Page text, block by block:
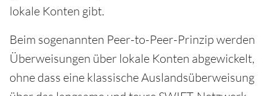
lokale Konten gibt.
Beim sogenannten Peer-to-Peer-Prinzip werden
Überweisungen über lokale Konten abgewickelt,
ohne dass eine klassische Auslandsüberweisung